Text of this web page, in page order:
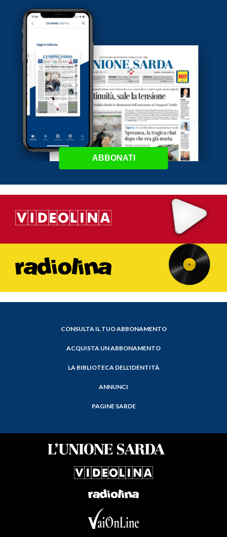
ABBONATI
CONSULTA IL TUO ABBONAMENTO
ACQUISTA UN ABBONAMENTO
LA BIBLIOTECA DELL'IDENTITÀ
ANNUNCI
PAGINE SARDE